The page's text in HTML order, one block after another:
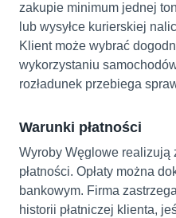
zakupie minimum jednej
lub wysyłce kurierskiej
Klient może wybrać
wykorzystaniu
rozładunek przebiega
Warunki płatności
Wyroby Węglowe realizują
płatności. Opłaty można
bankowym. Firma
historii płatniczej klienta,